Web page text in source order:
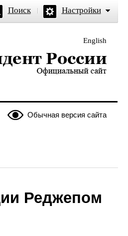
Поиск Настройки
English
— официальный сайт
Обычная версия сайта
Реджепом